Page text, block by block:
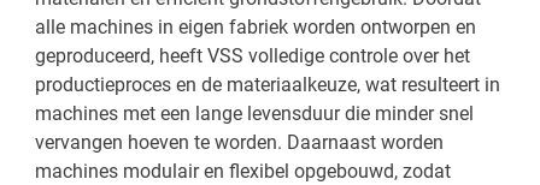
alle machines in eigen fabriek worden ontworpen en
geproduceerd, heeft VSS volledige controle over het
productieproces en de materiaalkeuze, wat resulteert in
machines met een lange levensduur die minder snel
vervangen hoeven te worden. Daarnaast worden
machines modulair en flexibel opgebouwd, zodat